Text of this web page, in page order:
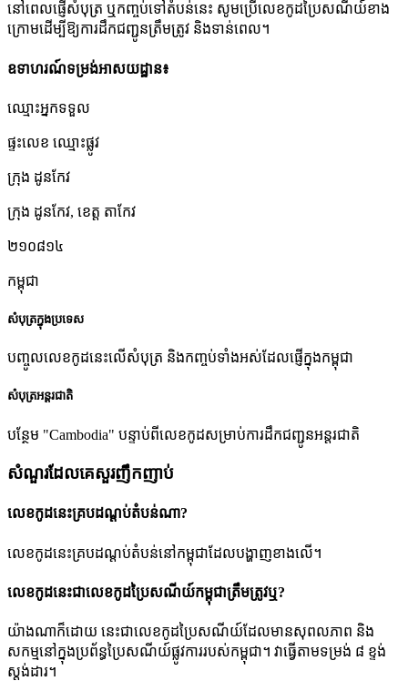
នៅពេលផ្ញើសំបុត្រ ឬកញ្ចប់ទៅតំបន់នេះ សូមប្រើលេខកូដប្រៃសណីយ៍ខាង
ក្រោមដើម្បីឱ្យការដឹកជញ្ជូនត្រឹមត្រូវ និងទាន់ពេល។
ឧទាហរណ៍ទម្រង់អាសយដ្ឋាន៖
ឈ្មោះអ្នកទទួល
ផ្ទះលេខ ឈ្មោះផ្លូវ
ក្រុង ដូនកែវ
ក្រុង ដូនកែវ, ខេត្ត តាកែវ
២១០៨១៤
កម្ពុជា
សំបុត្រក្នុងប្រទេស
បញ្ចូលលេខកូដនេះលើសំបុត្រ និងកញ្ចប់ទាំងអស់ដែលផ្ញើក្នុងកម្ពុជា
សំបុត្រអន្តរជាតិ
បន្ថែម "Cambodia" បន្ទាប់ពីលេខកូដសម្រាប់ការដឹកជញ្ជូនអន្តរជាតិ
សំណួរដែលគេសួរញឹកញាប់
លេខកូដនេះគ្របដណ្តប់តំបន់ណា?
លេខកូដនេះគ្របដណ្តប់តំបន់នៅកម្ពុជាដែលបង្ហាញខាងលើ។
លេខកូដនេះជាលេខកូដប្រៃសណីយ៍កម្ពុជាត្រឹមត្រូវឬ?
យ៉ាងណាក៏ដោយ នេះជាលេខកូដប្រៃសណីយ៍ដែលមានសុពលភាព និង
សកម្មនៅក្នុងប្រព័ន្ធប្រៃសណីយ៍ផ្លូវការរបស់កម្ពុជា។ វាធ្វើតាមទម្រង់ ៨ ខ្ទង់
ស្តង់ដារ។